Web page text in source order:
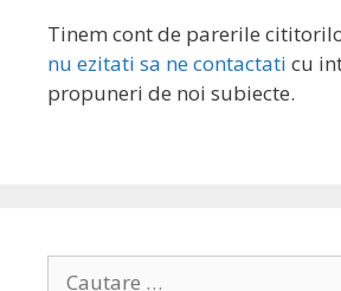
Tinem cont de parerile
nu ezitati sa ne contactati cu
propuneri de noi subiecte.
Search